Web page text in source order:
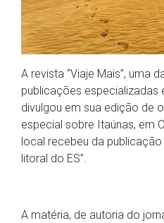
A revista “Viaje Mais”, uma
publicações especializadas
divulgou em sua edição de
especial sobre Itaúnas, em
local recebeu da
litoral do ES”.
A matéria, de autoria do